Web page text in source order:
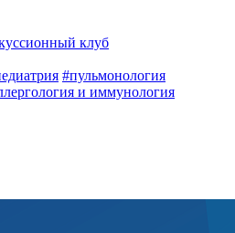
клуб
#пульмонология
и иммунология